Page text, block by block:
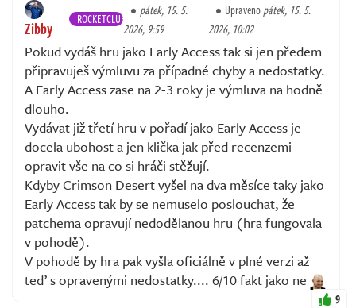
Zibby ROCKETCLUB
pátek, 15. 5.
2026, 9:59
Upravenopátek, 15. 5.
2026, 10:02
Pokud vydáš hru jako Early Access tak si jen předem
připravuješ výmluvu za případné chyby a nedostatky.
A Early Access zase na 2-3 roky je výmluva na hodně
dlouho.
Vydávat již třetí hru v pořadí jako Early Access je
docela ubohost a jen klička jak před recenzemi
opravit vše na co si hráči stěžují.
Kdyby Crimson Desert vyšel na dva měsíce taky jako
Early Access tak by se nemuselo poslouchat, že
patchema opravují nedodělanou hru (hra fungovala
v pohodě).
V pohodě by hra pak vyšla oficiálně v plné verzi až
teď s opravenými nedostatky.... 6/10 fakt jako ne
9